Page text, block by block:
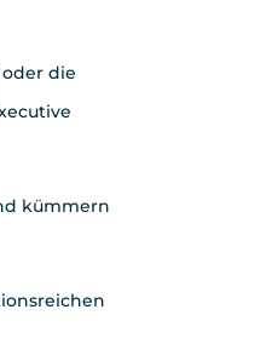
die
kümmern